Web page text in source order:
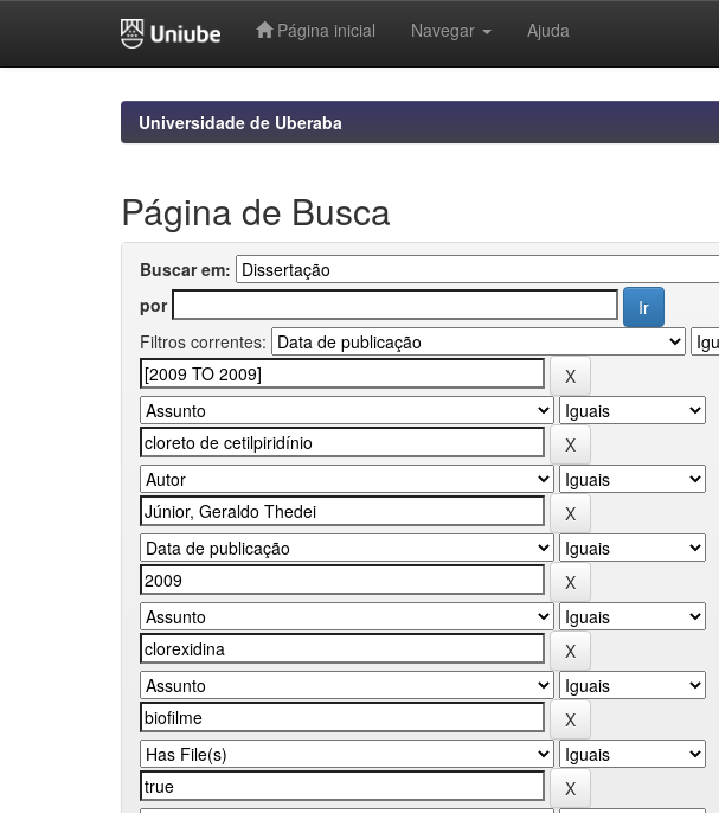
Página inicial Navegar Ajuda
Universidade de Uberaba
Página de Busca
Buscar em:
por
Filtros correntes: